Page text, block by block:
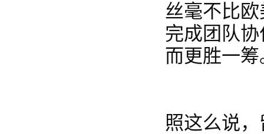
丝毫不比
完成团队
而更胜一筹
照这么说